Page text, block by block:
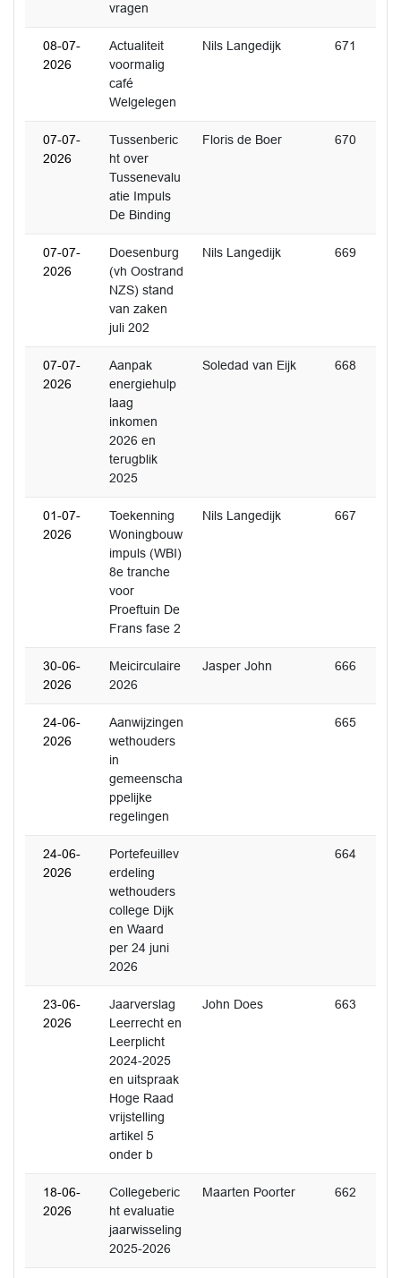
vragen
08-07-
2026
Actualiteit
voormalig
café
Welgelegen
Nils Langedijk 671
07-07-
2026
Tussenberic
ht over
Tussenevalu
atie Impuls
De Binding
Floris de Boer 670
07-07-
2026
Doesenburg
(vh Oostrand
NZS) stand
van zaken
juli 202
Nils Langedijk 669
07-07-
2026
Aanpak
energiehulp
laag
inkomen
2026 en
terugblik
2025
Soledad van Eijk 668
01-07-
2026
Toekenning
Woningbouw
impuls (WBI)
8e tranche
voor
Proeftuin De
Frans fase 2
Nils Langedijk 667
30-06-
2026
Meicirculaire
2026
Jasper John 666
24-06-
2026
Aanwijzingen
wethouders
in
gemeenscha
ppelijke
regelingen
665
24-06-
2026
Portefeuillev
erdeling
wethouders
college Dijk
en Waard
per 24 juni
2026
664
23-06-
2026
Jaarverslag
Leerrecht en
Leerplicht
2024-2025
en uitspraak
Hoge Raad
vrijstelling
artikel 5
onder b
John Does 663
18-06-
2026
Collegeberic
ht evaluatie
jaarwisseling
2025-2026
Maarten Poorter 662